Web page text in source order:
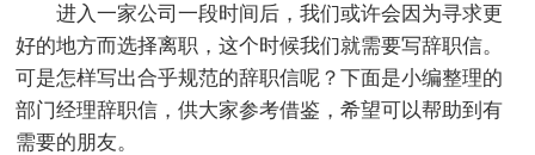
进入一家公司一段时间后，我们或许会因为寻求更
好的地方而选择离职，这个时候我们就需要写辞职信。
可是怎样写出合乎规范的辞职信呢？下面是小编整理的
部门经理辞职信，供大家参考借鉴，希望可以帮助到有
需要的朋友。